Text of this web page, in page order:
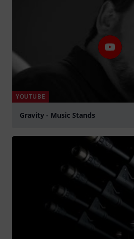
YOUTUBE
Gravity - Music Stands